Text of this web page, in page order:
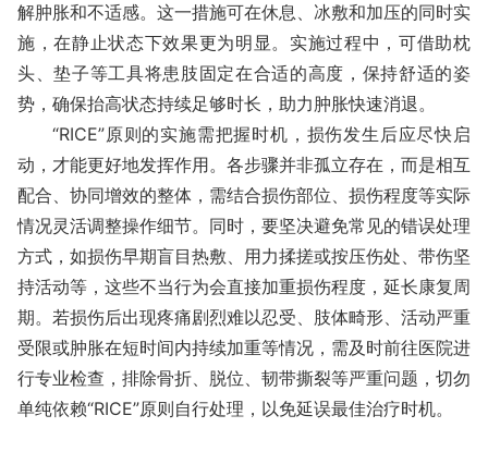
解肿胀和不适感。这一措施可在休息、冰敷和加压的同时实
施，在静止状态下效果更为明显。实施过程中，可借助枕
头、垫子等工具将患肢固定在合适的高度，保持舒适的姿
势，确保抬高状态持续足够时长，助力肿胀快速消退。
“RICE”原则的实施需把握时机，损伤发生后应尽快启
动，才能更好地发挥作用。各步骤并非孤立存在，而是相互
配合、协同增效的整体，需结合损伤部位、损伤程度等实际
情况灵活调整操作细节。同时，要坚决避免常见的错误处理
方式，如损伤早期盲目热敷、用力揉搓或按压伤处、带伤坚
持活动等，这些不当行为会直接加重损伤程度，延长康复周
期。若损伤后出现疼痛剧烈难以忍受、肢体畸形、活动严重
受限或肿胀在短时间内持续加重等情况，需及时前往医院进
行专业检查，排除骨折、脱位、韧带撕裂等严重问题，切勿
单纯依赖“RICE”原则自行处理，以免延误最佳治疗时机。